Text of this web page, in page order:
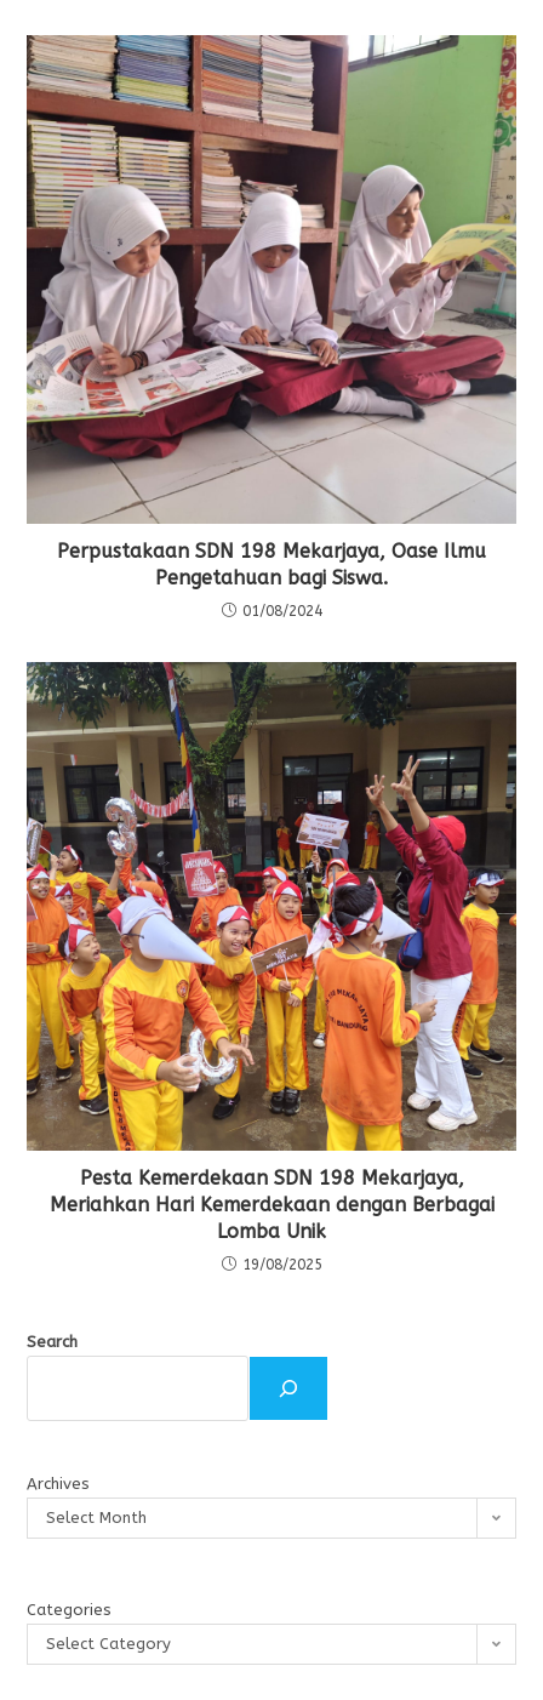
Perpustakaan SDN 198 Mekarjaya, Oase Ilmu
Pengetahuan bagi Siswa.
01/08/2024
Pesta Kemerdekaan SDN 198 Mekarjaya,
Meriahkan Hari Kemerdekaan dengan Berbagai
Lomba Unik
19/08/2025
Search
Archives
Select Month
Categories
Select Category